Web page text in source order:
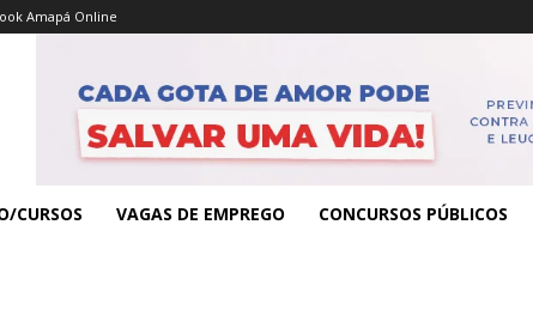
Amapá Online
CURSOS VAGAS DE EMPREGO CONCURSOS PÚBLICOS